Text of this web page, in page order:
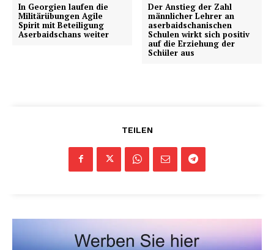
In Georgien laufen die
Militärübungen Agile
Spirit mit Beteiligung
Aserbaidschans weiter
Der Anstieg der Zahl
männlicher Lehrer an
aserbaidschanischen
Schulen wirkt sich positiv
auf die Erziehung der
Schüler aus
TEILEN